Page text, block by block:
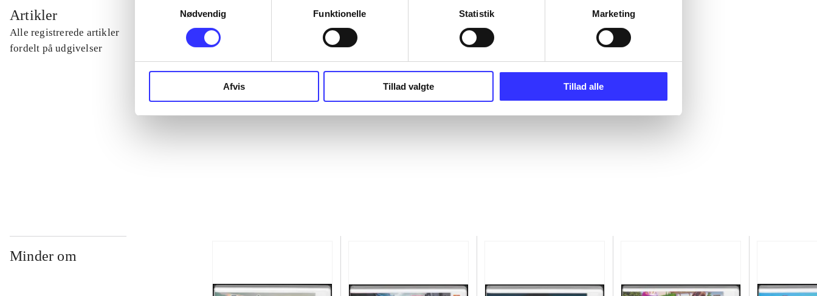
Nødvendig
Funktionelle Statistik Marketing
Afvis Tillad valgte Tillad alle
Artikler
Alle registrerede artikler
fordelt på udgivelser
...
Minder om